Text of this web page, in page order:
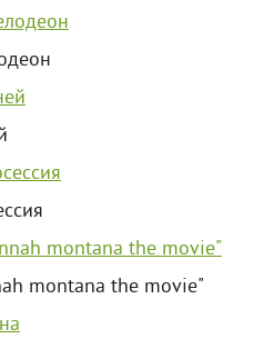
montana the movie"